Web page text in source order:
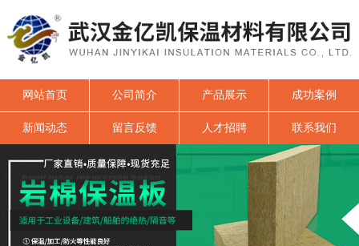
网站首页 公司简介 产品展示 成功案例
新闻动态 留言反馈 人才招聘 联系我们